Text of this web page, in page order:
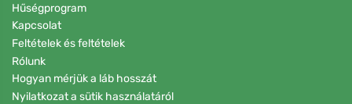
Hűségprogram
Kapcsolat
Feltételek és feltételek
Rólunk
Hogyan mérjük a láb hosszát
Nyilatkozat a sütik használatáról